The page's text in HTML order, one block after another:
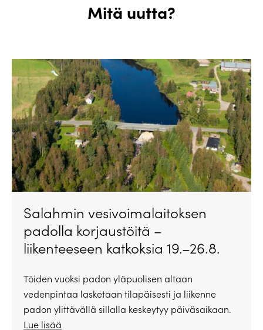
Mitä uutta?
Salahmin vesivoimalaitoksen
padolla korjaustöitä –
liikenteeseen katkoksia 19.–26.8.
Töiden vuoksi padon yläpuolisen altaan
vedenpintaa lasketaan tilapäisesti ja liikenne
padon ylittävällä sillalla keskeytyy päiväsaikaan.
Lue lisää